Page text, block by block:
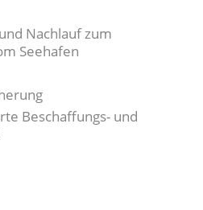
Nachlauf zum
Seehafen
Beschaffungs- und